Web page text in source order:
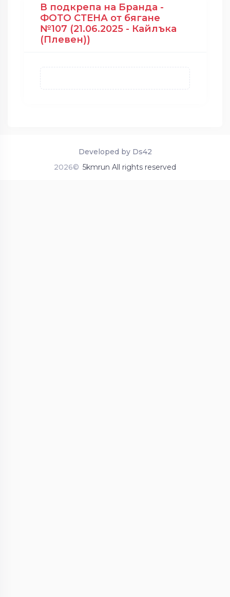
В подкрепа на Бранда -
ФОТО СТЕНА от бягане
№107 (21.06.2025 - Кайлъка
(Плевен))
2026© 5kmrun All rights reserved
Developed by Ds42